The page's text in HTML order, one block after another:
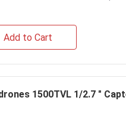
Add to Cart
1500TVL 1/2.7 "